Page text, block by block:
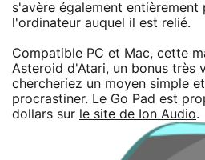
s'avère également entièrement
l'ordinateur auquel il est relié.
Compatible PC et Mac, cette
Asteroid d'Atari, un bonus très
chercheriez un moyen simple
procrastiner. Le Go Pad est
dollars sur le site de Ion Audio.